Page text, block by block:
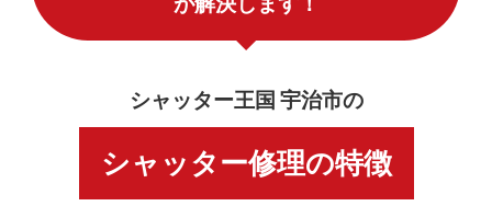
シャッター王国 宇治市の
シャッター修理の特徴